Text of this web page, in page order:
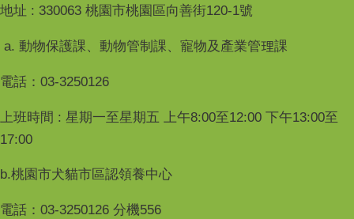
地址 : 330063 桃園市桃園區向善街120-1號
a. 動物保護課、動物管制課、寵物及產業管理課
電話：03-3250126
上班時間 : 星期一至星期五 上午8:00至12:00 下午13:00至
17:00
b.桃園市犬貓市區認領養中心
電話：03-3250126 分機556